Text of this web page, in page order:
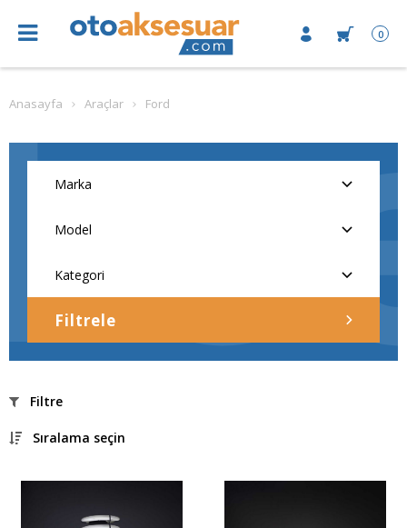
0
Anasayfa Araçlar Ford
Filtrele
Filtre
Sıralama seçin